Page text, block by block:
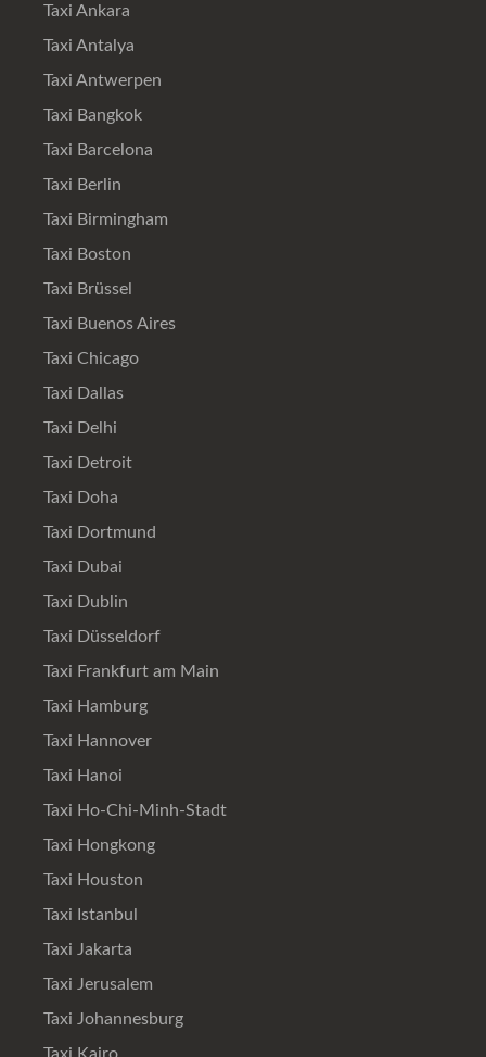
Taxi Ankara
Taxi Antalya
Taxi Antwerpen
Taxi Bangkok
Taxi Barcelona
Taxi Berlin
Taxi Birmingham
Taxi Boston
Taxi Brüssel
Taxi Buenos Aires
Taxi Chicago
Taxi Dallas
Taxi Delhi
Taxi Detroit
Taxi Doha
Taxi Dortmund
Taxi Dubai
Taxi Dublin
Taxi Düsseldorf
Taxi Frankfurt am Main
Taxi Hamburg
Taxi Hannover
Taxi Hanoi
Taxi Ho-Chi-Minh-Stadt
Taxi Hongkong
Taxi Houston
Taxi Istanbul
Taxi Jakarta
Taxi Jerusalem
Taxi Johannesburg
Taxi Kairo